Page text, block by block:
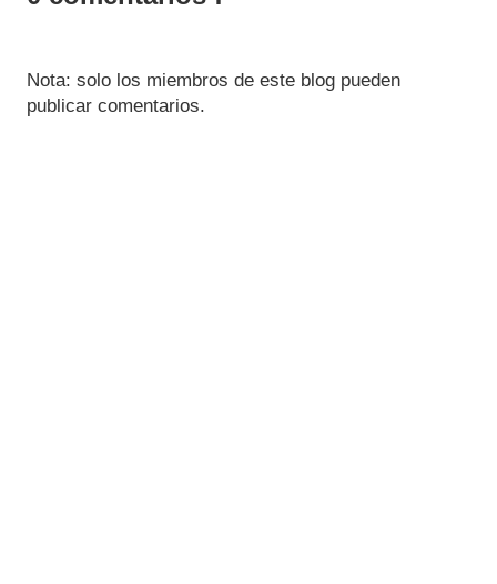
Nota: solo los miembros de este blog pueden
publicar comentarios.